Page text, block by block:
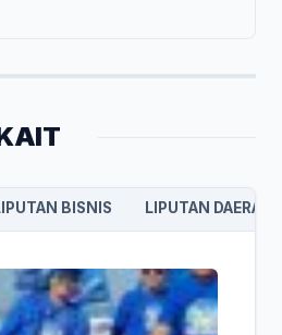
BISNIS LIPUTAN DAERAH